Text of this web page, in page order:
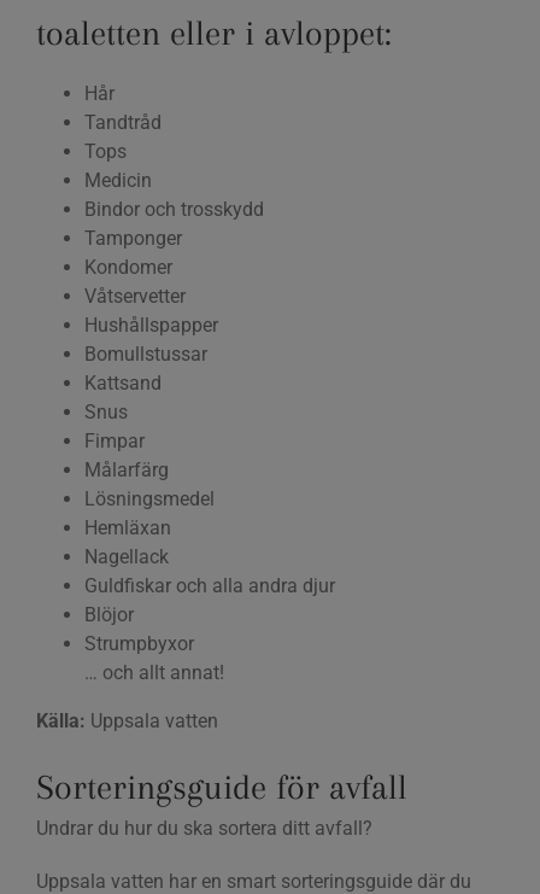
toaletten eller i avloppet:
Hår
Tandtråd
Tops
Medicin
Bindor och trosskydd
Tamponger
Kondomer
Våtservetter
Hushållspapper
Bomullstussar
Kattsand
Snus
Fimpar
Målarfärg
Lösningsmedel
Hemläxan
Nagellack
Guldfiskar och alla andra djur
Blöjor
Strumpbyxor
… och allt annat!
Källa: Uppsala vatten
Sorteringsguide för avfall
Undrar du hur du ska sortera ditt avfall?
Uppsala vatten har en smart sorteringsguide där du